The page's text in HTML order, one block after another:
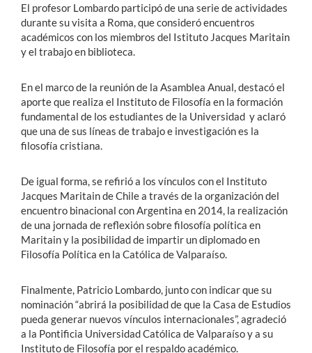
El profesor Lombardo participó de una serie de actividades
durante su visita a Roma, que consideró encuentros
académicos con los miembros del Istituto Jacques Maritain
y el trabajo en biblioteca.
En el marco de la reunión de la Asamblea Anual, destacó el
aporte que realiza el Instituto de Filosofía en la formación
fundamental de los estudiantes de la Universidad y aclaró
que una de sus líneas de trabajo e investigación es la
filosofía cristiana.
De igual forma, se refirió a los vínculos con el Instituto
Jacques Maritain de Chile a través de la organización del
encuentro binacional con Argentina en 2014, la realización
de una jornada de reflexión sobre filosofía política en
Maritain y la posibilidad de impartir un diplomado en
Filosofía Política en la Católica de Valparaíso.
Finalmente, Patricio Lombardo, junto con indicar que su
nominación “abrirá la posibilidad de que la Casa de Estudios
pueda generar nuevos vínculos internacionales”, agradeció
a la Pontificia Universidad Católica de Valparaíso y a su
Instituto de Filosofía por el respaldo académico.